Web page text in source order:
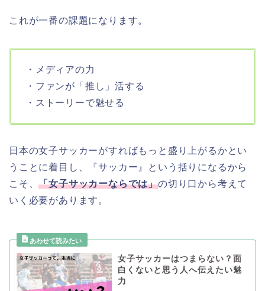
これが一番の課題になります。
・メディアの力
・ファンが「推し」活する
・ストーリーで魅せる
日本の女子サッカーがすればもっと盛り上がるかとい
うことに着目し、『サッカー』という括りになるから
こそ、「女子サッカーならでは」の切り口から考えて
いく必要があります。
女子サッカーはつまらない？面
白くないと思う人へ伝えたい魅
力